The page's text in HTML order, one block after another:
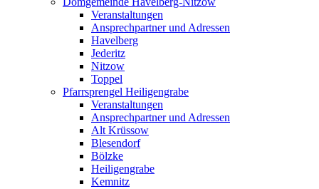
Veranstaltungen
Ansprechpartner und Adressen
Havelberg
Jederitz
Nitzow
Toppel
Pfarrsprengel Heiligengrabe
Veranstaltungen
Ansprechpartner und Adressen
Alt Krüssow
Blesendorf
Bölzke
Heiligengrabe
Kemnitz